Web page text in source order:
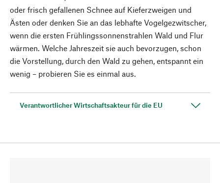
oder frisch gefallenen Schnee auf Kieferzweigen und
Ästen oder denken Sie an das lebhafte Vogelgezwitscher,
wenn die ersten Frühlingssonnenstrahlen Wald und Flur
wärmen. Welche Jahreszeit sie auch bevorzugen, schon
die Vorstellung, durch den Wald zu gehen, entspannt ein
wenig – probieren Sie es einmal aus.
Verantwortlicher Wirtschaftsakteur für die EU